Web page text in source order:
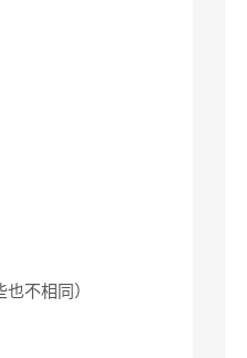
不相同）